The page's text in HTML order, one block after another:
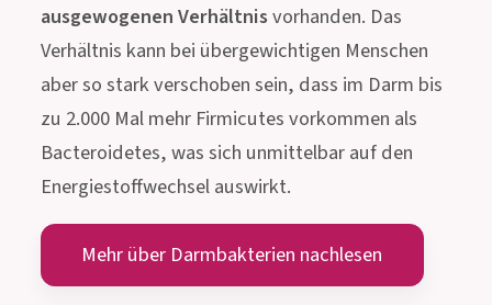
ausgewogenen Verhältnisvorhanden. Das
Verhältnis kann bei übergewichtigen Menschen
aber so stark verschoben sein, dass im Darm bis
zu 2.000 Mal mehr Firmicutes vorkommen als
Bacteroidetes, was sich unmittelbar auf den
Energiestoffwechsel auswirkt.
Mehr über Darmbakterien nachlesen